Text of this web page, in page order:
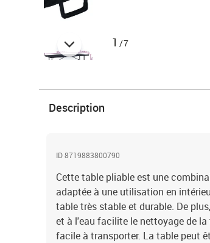
1 /7
Description
ID 8719883800790
Cette table pliable est une
adaptée à une utilisation en
table très stable et durable. De
et à l'eau facilite le nettoyage de
facile à transporter. La table peut